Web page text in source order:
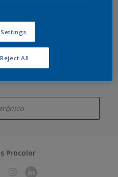
newsletter
servicios y
boletín mensual
Procolor
Reject All